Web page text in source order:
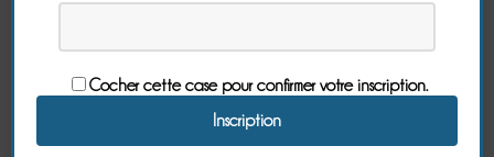
De nombreuses animations sont
décembre et pendant les vacances
Michel.
A découvrir en famille avec des yeux
Cocher cette case pour confirmer votre inscription.